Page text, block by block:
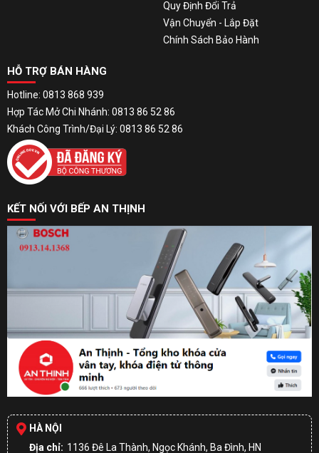
Quy Định Đổi Trả
Vận Chuyển - Lắp Đặt
Chính Sách Bảo Hành
HỖ TRỢ BÁN HÀNG
Hotline: 0813 868 939
Hợp Tác Mở Chi Nhánh: 0813 86 52 86
Khách Công Trình/Đại Lý: 0813 86 52 86
KẾT NỐI VỚI BẾP AN THỊNH
HÀ NỘI
Địa chỉ: 1136 Đê La Thành, Ngọc Khánh, Ba Đình, HN